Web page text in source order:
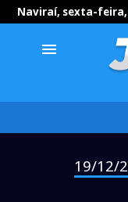
Naviraí, sexta-feira,
menu
19/12/